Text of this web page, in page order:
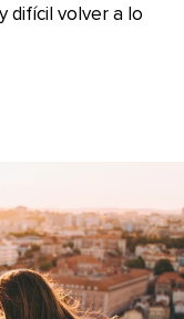
difícil volver a lo